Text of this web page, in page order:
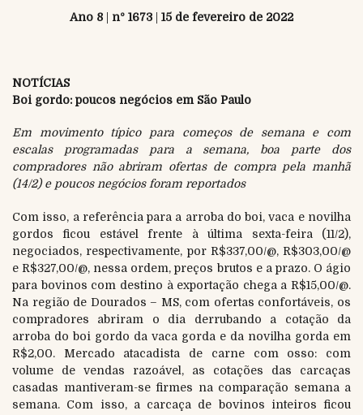
Ano 8 | nº 1673 | 15 de fevereiro de 2022
NOTÍCIAS
Boi gordo: poucos negócios em São Paulo
Em movimento típico para começos de semana e com
escalas programadas para a semana, boa parte dos
compradores não abriram ofertas de compra pela manhã
(14/2) e poucos negócios foram reportados
Com isso, a referência para a arroba do boi, vaca e novilha
gordos ficou estável frente à última sexta-feira (11/2),
negociados, respectivamente, por R$337,00/@, R$303,00/@
e R$327,00/@, nessa ordem, preços brutos e a prazo. O ágio
para bovinos com destino à exportação chega a R$15,00/@.
Na região de Dourados – MS, com ofertas confortáveis, os
compradores abriram o dia derrubando a cotação da
arroba do boi gordo da vaca gorda e da novilha gorda em
R$2,00. Mercado atacadista de carne com osso: com
volume de vendas razoável, as cotações das carcaças
casadas mantiveram-se firmes na comparação semana a
semana. Com isso, a carcaça de bovinos inteiros ficou